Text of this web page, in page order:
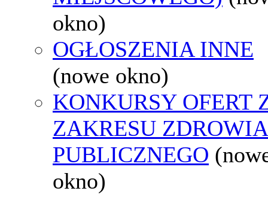
okno)
OGŁOSZENIA INNE
(nowe okno)
KONKURSY OFERT
ZAKRESU ZDROWIA
PUBLICZNEGO
okno)